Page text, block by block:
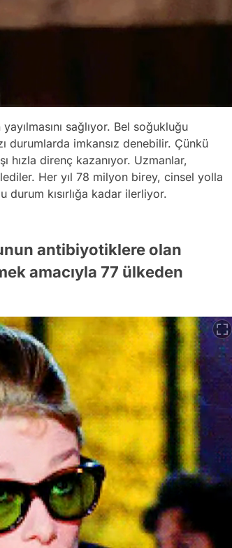
sağlıyor. Bel soğukluğu
durumlarda imkansız denebilir. Çünkü
hızla direnç kazanıyor. Uzmanlar,
Her yıl 78 milyon birey, cinsel yolla
durum kısırlığa kadar ilerliyor.
antibiyotiklere olan
amacıyla 77 ülkeden